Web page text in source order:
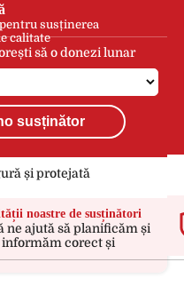
susținerea
calitate
să o donezi lunar
susținător
și protejată
noastre de susținători
ne ajută să planificăm și
corect și